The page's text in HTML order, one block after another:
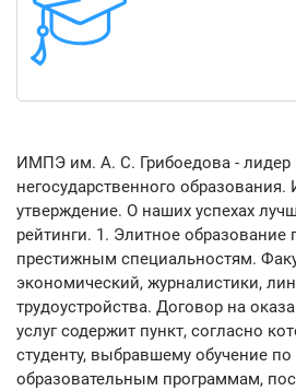
ИМПЭ им. А. С. Грибоедова - лидер
негосударственного
утверждение. О наших успехах
рейтинги. 1. Элитное
престижным специальностям.
экономический, журналистики,
трудоустройства. Договор на
услуг содержит пункт, согласно
студенту, выбравшему обучение
образовательным программам,